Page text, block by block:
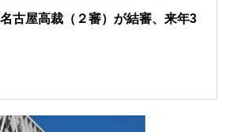
名古屋高裁（２審）が結審、来年3